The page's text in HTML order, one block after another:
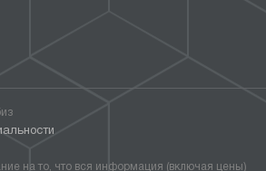
на то, что вся информация (включая цены)